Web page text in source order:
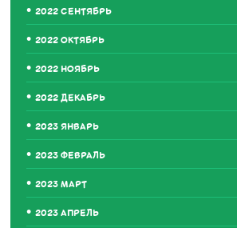
2022 СЕНТЯБРЬ
2022 ОКТЯБРЬ
2022 НОЯБРЬ
2022 ДЕКАБРЬ
2023 ЯНВАРЬ
2023 ФЕВРАЛЬ
2023 МАРТ
2023 АПРЕЛЬ